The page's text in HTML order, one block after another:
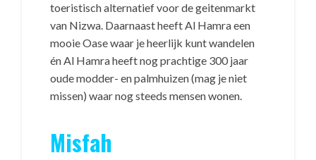
toeristisch alternatief voor de geitenmarkt
van Nizwa. Daarnaast heeft Al Hamra een
mooie Oase waar je heerlijk kunt wandelen
én Al Hamra heeft nog prachtige 300 jaar
oude modder- en palmhuizen (mag je niet
missen) waar nog steeds mensen wonen.
Misfah